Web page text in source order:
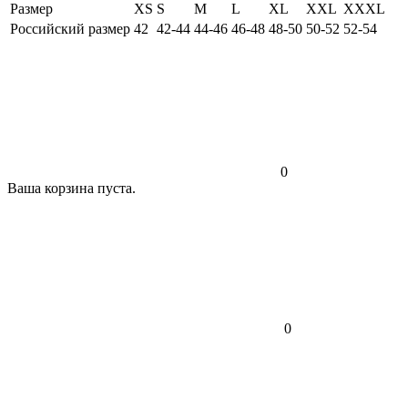
Размер
XS S M L XL XXL XXXL
Российский размер 42 42-44 44-46 46-48 48-50 50-52 52-54
0
Ваша корзина пуста.
0